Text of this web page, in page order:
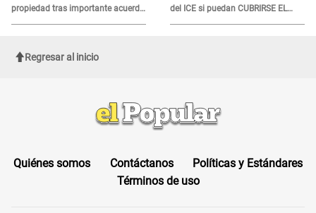
propiedad tras importante acuerdo
de Cofopri
del ICE si puedan CUBRIRSE EL
ROSTRO
Regresar al inicio
Quiénes somos Contáctanos
Políticas y Estándares
Términos de uso